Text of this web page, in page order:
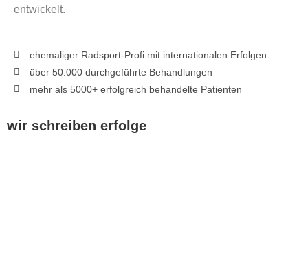
entwickelt.
ehemaliger Radsport-Profi mit internationalen Erfolgen
über 50.000 durchgeführte Behandlungen
mehr als 5000+ erfolgreich behandelte Patienten
wir schreiben erfolge